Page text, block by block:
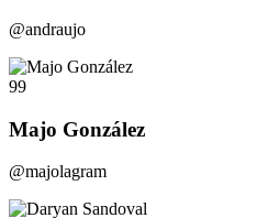
@andraujo
99
Majo González
@majolagram